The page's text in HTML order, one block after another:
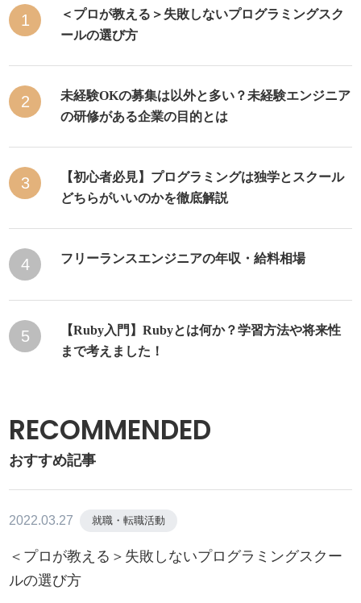
1
＜プロが教える＞失敗しないプログラミングスク
ールの選び方
2
未経験OKの募集は以外と多い？未経験エンジニア
の研修がある企業の目的とは
3
【初心者必見】プログラミングは独学とスクール
どちらがいいのかを徹底解説
4 フリーランスエンジニアの年収・給料相場
5
【Ruby入門】Rubyとは何か？学習方法や将来性
まで考えました！
RECOMMENDED
おすすめ記事
2022.03.27 就職・転職活動
＜プロが教える＞失敗しないプログラミングスクー
ルの選び方